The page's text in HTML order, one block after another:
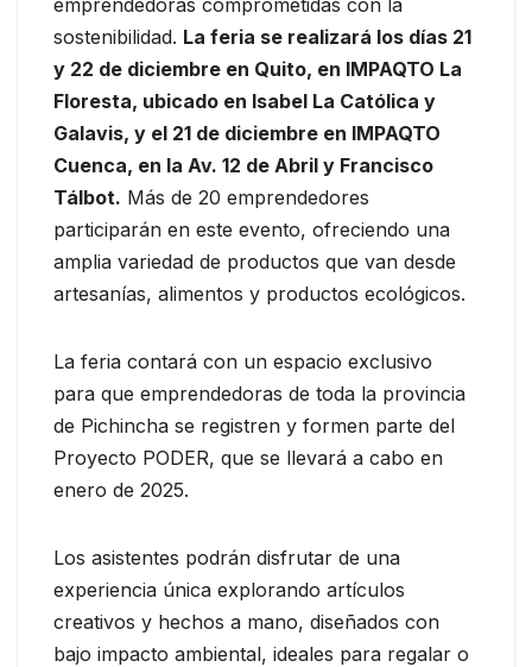
sostenibilidad. La feria se realizará los días 21
y 22 de diciembre en Quito, en IMPAQTO La
Floresta, ubicado en Isabel La Católica y
Galavis, y el 21 de diciembre en IMPAQTO
Cuenca, en la Av. 12 de Abril y Francisco
Tálbot. Más de 20 emprendedores
participarán en este evento, ofreciendo una
amplia variedad de productos que van desde
artesanías, alimentos y productos ecológicos.
La feria contará con un espacio exclusivo
para que emprendedoras de toda la provincia
de Pichincha se registren y formen parte del
Proyecto PODER, que se llevará a cabo en
enero de 2025.
Los asistentes podrán disfrutar de una
experiencia única explorando artículos
creativos y hechos a mano, diseñados con
bajo impacto ambiental, ideales para regalar o